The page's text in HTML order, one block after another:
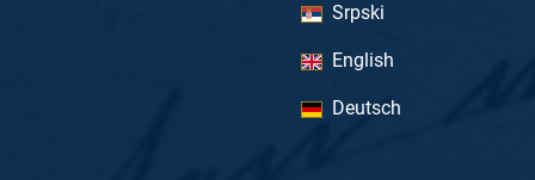
Srpski
English
Deutsch